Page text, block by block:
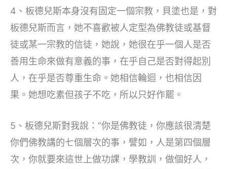
4、板德兒斯本身沒有固定一個宗教，貝塗也是，對
板德兒斯而言，她不喜歡被人定型為佛教徒或基督
徒或某一宗教的信徒，她說，她很在乎一個人是否
善用生命來做有意義的事，在乎自己是否對得起別
人，在乎是否尊重生命。她相信輪迴，也相信因
果。她想吃素但孩子不吃，所以只好作罷。
5、板德兒斯對我說：“你是佛教徒，你應該很清楚
你們佛教講的七個層次的事，譬如，人是第四個層
次，你就要來這世上做功課，學教訓，做個好人，